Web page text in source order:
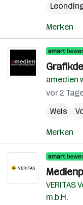
Merken
amedien
vor 2
Wels
Merken
m.b.H.